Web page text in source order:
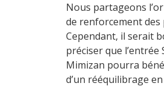
Nous partageons
de renforcement des
Cependant, il serait
préciser que l’entrée
Mimizan pourra
d’un rééquilibrage